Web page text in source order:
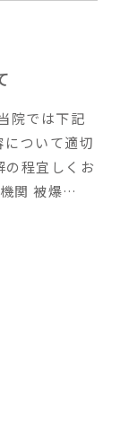
院では下記
ついて適切
の程宜しくお
関 被爆…